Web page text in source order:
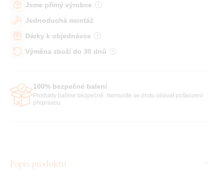
Jsme přímý výrobce
Jednoduchá montáž
Dárky k objednávce
Výměna zboží do 30 dnů
100% bezpečné balení
Produkty balíme bezpečně. Nemusíte se proto obávat poškození
přepravou.
Popis produktu